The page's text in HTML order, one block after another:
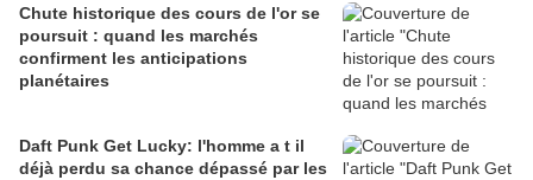
Chute historique des cours de l'or se
poursuit : quand les marchés
confirment les anticipations
planétaires
Daft Punk Get Lucky: l'homme a t il
déjà perdu sa chance dépassé par les